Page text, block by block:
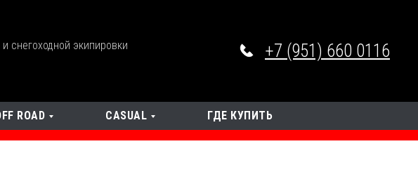
снегоходной экипировки +7 (951) 660 0116
ROAD CASUAL ГДЕ КУПИТЬ